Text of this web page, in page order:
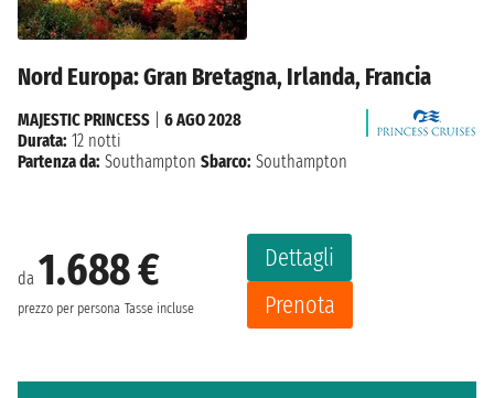
Nord Europa: Gran Bretagna, Irlanda, Francia
da 1.688 €
prezzo per persona Tasse incluse
Dettagli
Prenota
MAJESTIC PRINCESS
6 AGO 2028
Durata: 12 notti
Partenza da: Southampton Sbarco: Southampton